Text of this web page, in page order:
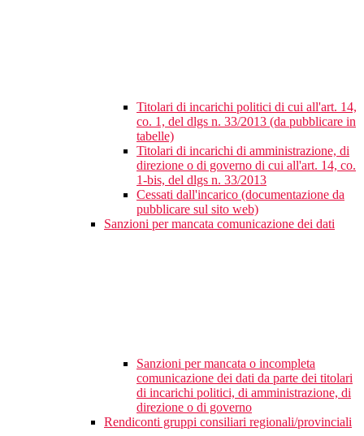
Titolari di incarichi politici di cui all'art. 14,
co. 1, del dlgs n. 33/2013 (da pubblicare in
tabelle)
Titolari di incarichi di amministrazione, di
direzione o di governo di cui all'art. 14, co.
1-bis, del dlgs n. 33/2013
Cessati dall'incarico (documentazione da
pubblicare sul sito web)
Sanzioni per mancata comunicazione dei dati
Sanzioni per mancata o incompleta
comunicazione dei dati da parte dei titolari
di incarichi politici, di amministrazione, di
direzione o di governo
Rendiconti gruppi consiliari regionali/provinciali